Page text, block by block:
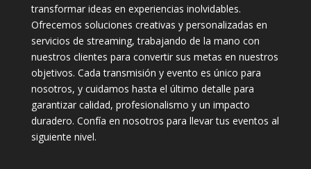
transformar ideas en experiencias inolvidables.
Ofrecemos soluciones creativas y personalizadas en
servicios de streaming, trabajando de la mano con
nuestros clientes para convertir sus metas en nuestros
objetivos. Cada transmisión y evento es único para
nosotros, y cuidamos hasta el último detalle para
garantizar calidad, profesionalismo y un impacto
duradero. Confía en nosotros para llevar tus eventos al
siguiente nivel.